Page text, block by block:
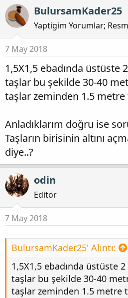
BulursamKader25
Yaptigim Yorumlar;
7 May 2018
1,5X1,5 ebadında üstüste
taşlar bu şekilde 30-40
taşlar zeminden 1.5 metre
Anladıklarım doğru ise
Taşların birisinin altını
diye..?
odin
Editör
7 May 2018
BulursamKader25' Alıntı:
1,5X1,5 ebadında üstüste
taşlar bu şekilde 30-40
taşlar zeminden 1.5 metre